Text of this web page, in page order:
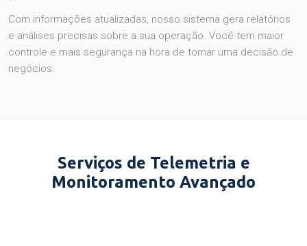
Com informações atualizadas, nosso sistema gera relatórios
e análises precisas sobre a sua operação. Você tem maior
controle e mais segurança na hora de tomar uma decisão de
negócios.
Serviços de Telemetria e
Monitoramento Avançado